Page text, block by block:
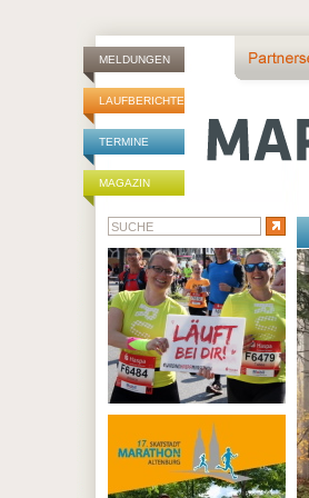
MELDUNGEN
LAUFBERICHTE
TERMINE
MAGAZIN